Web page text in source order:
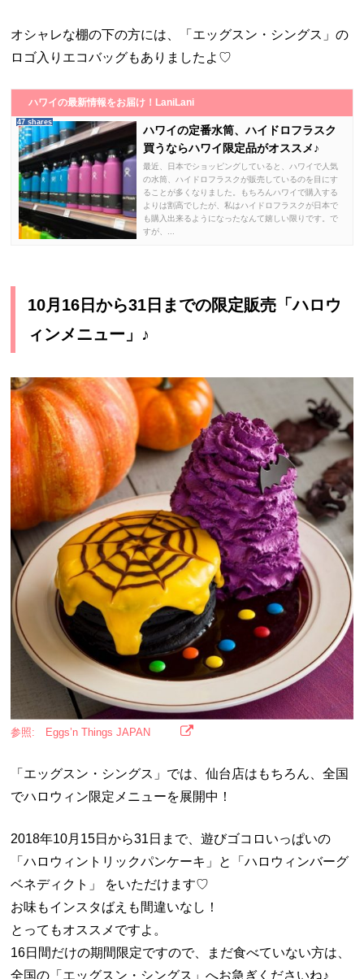
オシャレな棚の下の方には、「エッグスン・シングス」の
ロゴ入りエコバッグもありましたよ♡
ハワイの最新情報をお届け！LaniLani
47 shares
ハワイの定番水筒、ハイドロフラスク
買うならハワイ限定品がオススメ♪
最近、日本でショッピングしていると、ハワイで人気
の水筒、ハイドロフラスクが販売しているのを目にす
ることが多くなりました。もちろんハワイで購入する
よりは割高でしたが、私はハイドロフラスクが日本で
も購入出来るようになったなんて嬉しい限りです。で
すが、...
10月16日から31日までの限定販売「ハロウ
ィンメニュー」♪
参照: Eggs’n Things JAPAN
「エッグスン・シングス」では、仙台店はもちろん、全国
でハロウィン限定メニューを展開中！
2018年10月15日から31日まで、遊びゴコロいっぱいの
「ハロウィントリックパンケーキ」と「ハロウィンバーグ
ベネディクト」 をいただけます♡
お味もインスタばえも間違いなし！
とってもオススメですよ。
16日間だけの期間限定ですので、まだ食べていない方は、
全国の「エッグスン・シングス」へお急ぎくださいね♪